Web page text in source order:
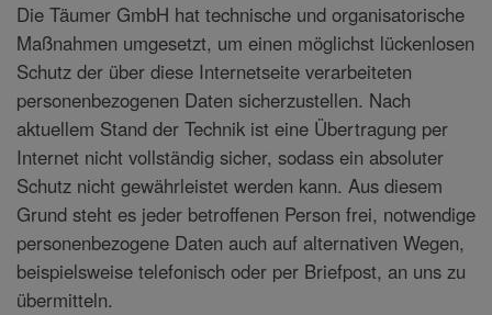
Die Täumer GmbH hat technische und organisatorische
Maßnahmen umgesetzt, um einen möglichst lückenlosen
Schutz der über diese Internetseite verarbeiteten
personenbezogenen Daten sicherzustellen. Nach
aktuellem Stand der Technik ist eine Übertragung per
Internet nicht vollständig sicher, sodass ein absoluter
Schutz nicht gewährleistet werden kann. Aus diesem
Grund steht es jeder betroffenen Person frei, notwendige
personenbezogene Daten auch auf alternativen Wegen,
beispielsweise telefonisch oder per Briefpost, an uns zu
übermitteln.